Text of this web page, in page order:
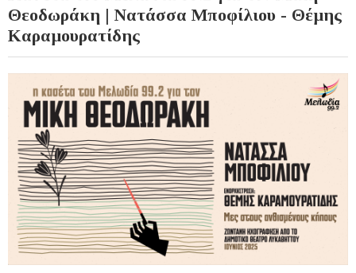
Θεοδωράκη | Νατάσσα Μποφίλιου - Θέμης
Καραμουρατίδης